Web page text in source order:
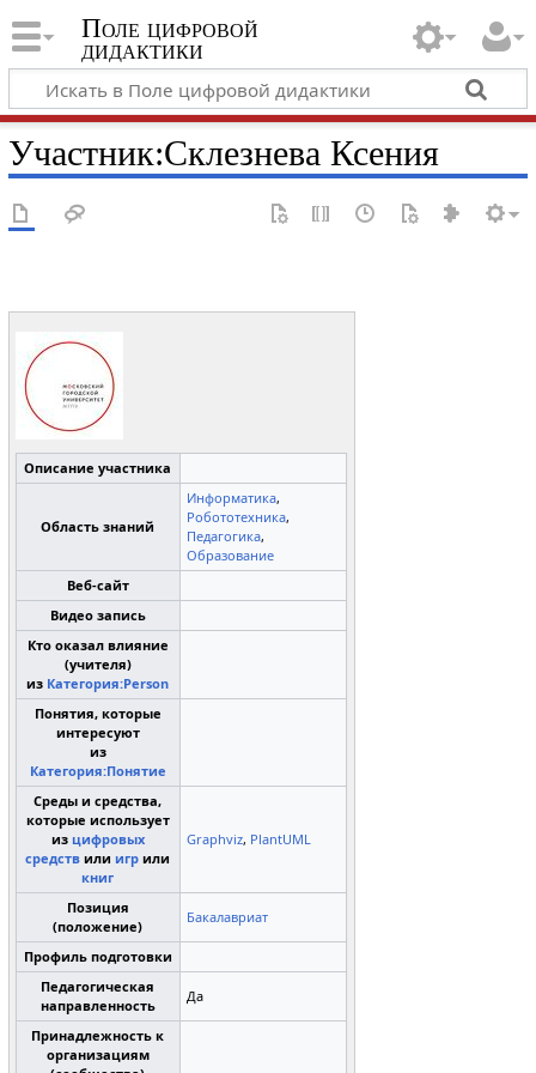
Поле цифровой
дидактики
Участник:Склезнева Ксения
Описание участника
Область знаний
Информатика,
Робототехника,
Педагогика,
Образование
Веб-сайт
Видео запись
Кто оказал влияние
(учителя)
из Категория:Person
Понятия, которые
интересуют
из
Категория:Понятие
Среды и средства,
которые использует
из цифровых
средств илиигр или
книг
Graphviz, PlantUML
Позиция
(положение)
Бакалавриат
Профиль подготовки
Педагогическая
направленность
Да
Принадлежность к
организациям